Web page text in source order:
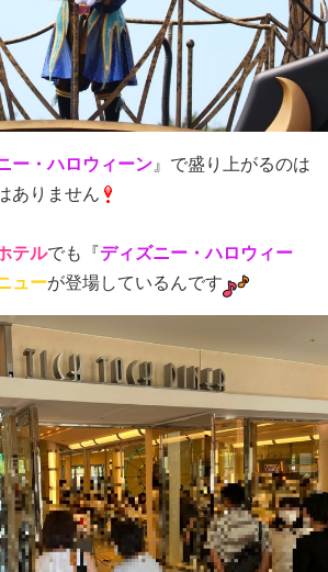
ー・ハロウィーン』で盛り上がるのは
ありません
テルでも 『 ディズニー・ハロウィー
ューが登場しているんです